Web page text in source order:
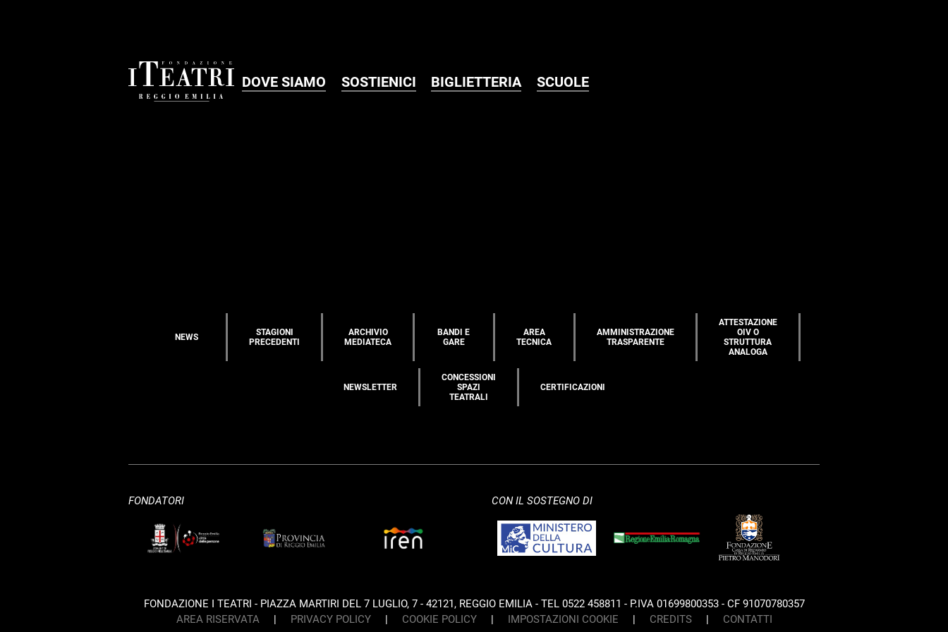
DOVE SIAMO SOSTIENICI BIGLIETTERIA SCUOLE
NEWS
STAGIONI
PRECEDENTI
ARCHIVIO
MEDIATECA
BANDI E
GARE
AREA
TECNICA
AMMINISTRAZIONE
TRASPARENTE
ATTESTAZIONE
OIV O
STRUTTURA
ANALOGA
NEWSLETTER
CONCESSIONI
SPAZI
TEATRALI
CERTIFICAZIONI
FONDATORI CON IL SOSTEGNO DI
FONDAZIONE I TEATRI - PIAZZA MARTIRI DEL 7 LUGLIO, 7 - 42121, REGGIO EMILIA - TEL 0522 458811 - P.IVA 01699800353 - CF 91070780357
AREA RISERVATA
| PRIVACY POLICY | COOKIE POLICY | IMPOSTAZIONI COOKIE | CREDITS | CONTATTI